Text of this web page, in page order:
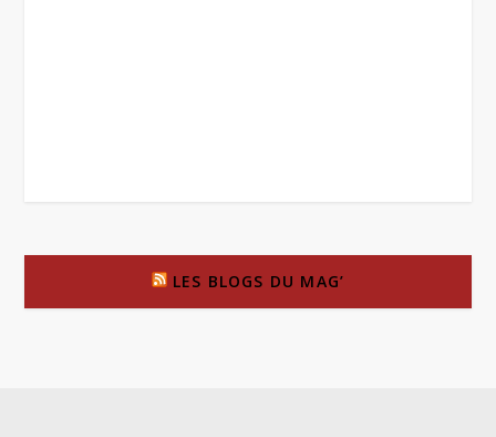
LES BLOGS DU MAG’